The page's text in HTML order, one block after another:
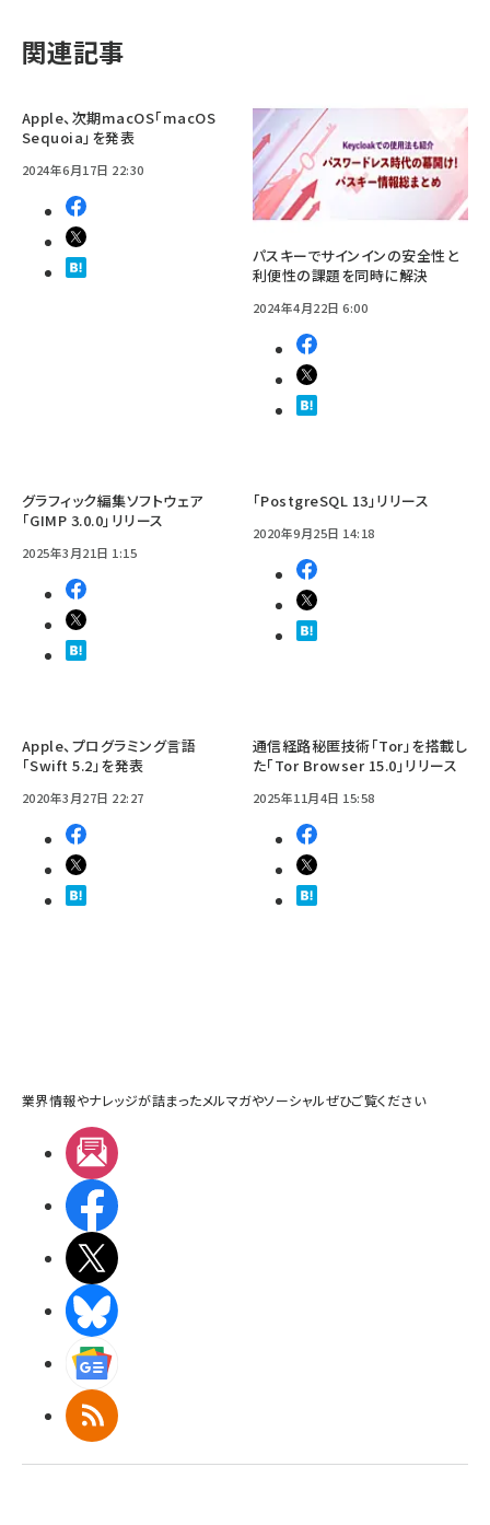
関連記事
Apple、次期macOS「macOS
Sequoia」を発表
2024年6月17日 22:30
パスキーでサインインの安全性と
利便性の課題を同時に解決
2024年4月22日 6:00
グラフィック編集ソフトウェア
「GIMP 3.0.0」リリース
2025年3月21日 1:15
「PostgreSQL 13」リリース
2020年9月25日 14:18
Apple、プログラミング言語
「Swift 5.2」を発表
2020年3月27日 22:27
通信経路秘匿技術「Tor」を搭載し
た「Tor Browser 15.0」リリース
2025年11月4日 15:58
業界情報やナレッジが詰まったメルマガやソーシャルぜひご覧ください
RSS